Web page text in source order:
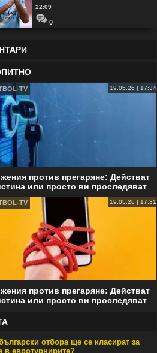
22:09
0
TV 19.05.26 | 17:34
против прегаряне: Действат
или просто ви проследяват
TV 19.05.26 | 17:31
против прегаряне: Действат
или просто ви проследяват
отбора ще се класират за
в евротурнирите?